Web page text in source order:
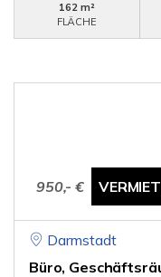
162 m²
FLÄCHE
950,- €
Darmstadt
Büro,